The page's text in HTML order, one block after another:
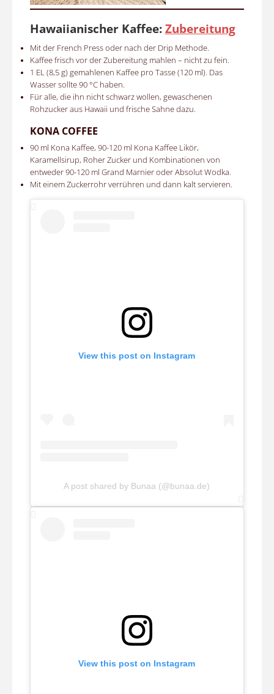
Hawaiianischer Kaffee:Zubereitung
Mit der French Press oder nach der Drip Methode.
Kaffee frisch vor der Zubereitung mahlen – nicht zu fein.
1 EL (8,5 g) gemahlenen Kaffee pro Tasse (120 ml). Das
Wasser sollte 90 °C haben.
Für alle, die ihn nicht schwarz wollen, gewaschenen
Rohzucker aus Hawaii und frische Sahne dazu.
KONA COFFEE
90 ml Kona Kaffee, 90-120 ml Kona Kaffee Likör,
Karamellsirup, Roher Zucker und Kombinationen von
entweder 90-120 ml Grand Marnier oder Absolut Wodka.
Mit einem Zuckerrohr verrühren und dann kalt servieren.
View this post on Instagram
A post shared by Bunaa (@bunaa.de)
View this post on Instagram